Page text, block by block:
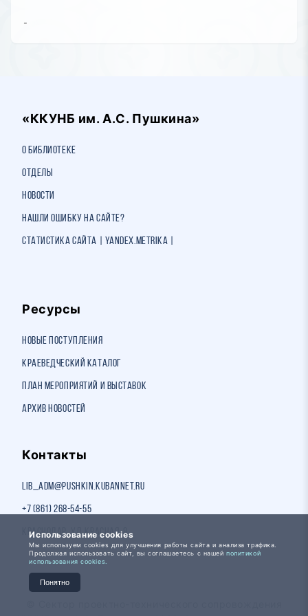
-
«ККУНБ им. А.С. Пушкина»
О библиотеке
Отделы
Новости
Нашли ошибку на сайте?
Статистика сайта | Yandex.Metrika |
Ресурсы
Новые поступления
Краеведческий каталог
План мероприятий и выставок
Архив новостей
Контакты
lib_adm@pushkin.kubannet.ru
+7 (861) 268-54-55
Краснодар, ул. Красная, 8
Использование cookies
Мы используем cookies для улучшения работы сайта и анализа трафика.
Продолжая использовать сайт, вы соглашаетесь с нашейполитикой
использования cookies.
Понятно